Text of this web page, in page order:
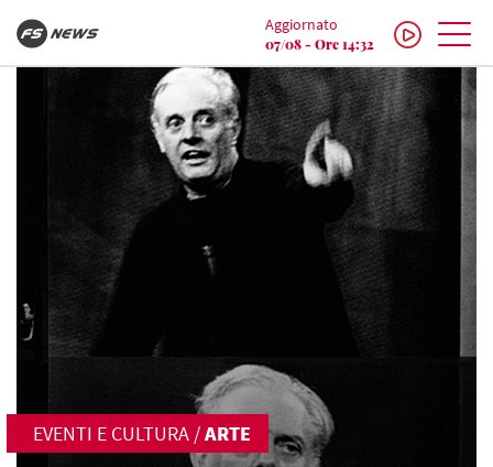
Aggiornato
07/08 - Ore 14:32
EVENTI E CULTURA /ARTE